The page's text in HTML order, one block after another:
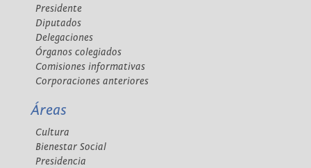
Presidente
Diputados
Delegaciones
Órganos colegiados
Comisiones informativas
Corporaciones anteriores
Áreas
Cultura
Bienestar Social
Presidencia